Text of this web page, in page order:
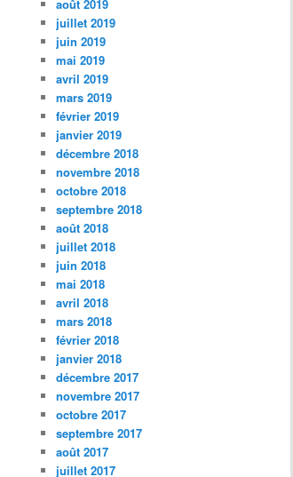
août 2019
juillet 2019
juin 2019
mai 2019
avril 2019
mars 2019
février 2019
janvier 2019
décembre 2018
novembre 2018
octobre 2018
septembre 2018
août 2018
juillet 2018
juin 2018
mai 2018
avril 2018
mars 2018
février 2018
janvier 2018
décembre 2017
novembre 2017
octobre 2017
septembre 2017
août 2017
juillet 2017